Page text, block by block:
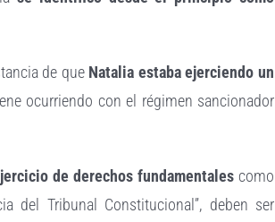
de que Natalia estaba ejerciendo un
ocurriendo con el régimen sancionador
de derechos fundamentalescomo
del Tribunal Constitucional”, deben ser